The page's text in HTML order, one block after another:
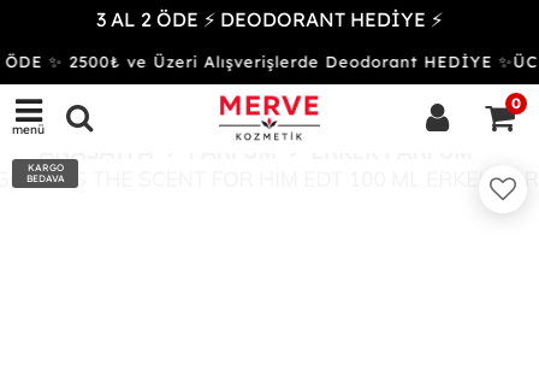
3 AL 2 ÖDE ⚡ DEODORANT HEDİYE ⚡
✨ 2500₺ ve Üzeri Alışverişlerde Deodorant HEDİYE
menü
0
KARGO
BEDAVA